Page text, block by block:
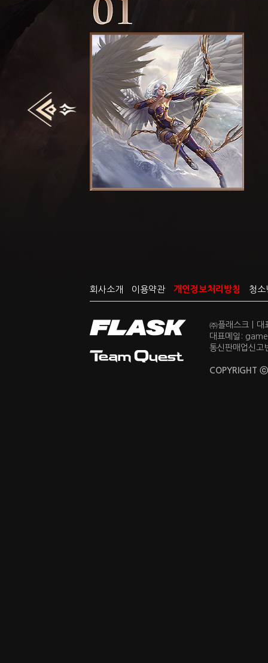
회사소개 이용약관 개인정보처리방침 청소
㈜플래스크
대
대표메일:
통신판매업신
COPYRIGHT